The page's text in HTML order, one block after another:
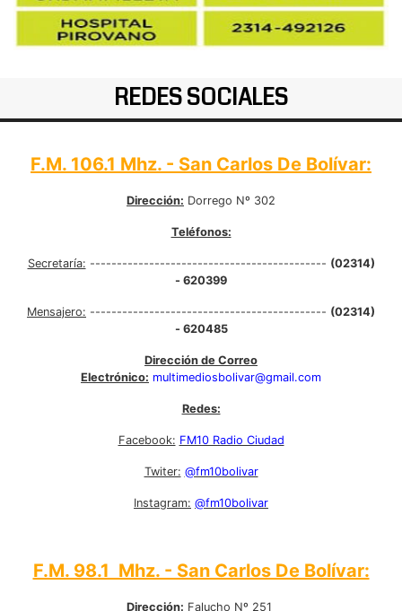
REDES SOCIALES
F.M. 106.1 Mhz. - San Carlos De Bolívar:
Dirección: Dorrego Nº 302
Teléfonos:
Secretaría: -------------------------------------------- (02314)
- 620399
Mensajero: -------------------------------------------- (02314)
- 620485
Dirección de Correo
Electrónico: multimediosbolivar@gmail.com
Redes:
Facebook: FM10 Radio Ciudad
Twiter: @fm10bolivar
Instagram: @fm10bolivar
F.M. 98.1 Mhz. - San Carlos De Bolívar:
Dirección: Falucho Nº 251